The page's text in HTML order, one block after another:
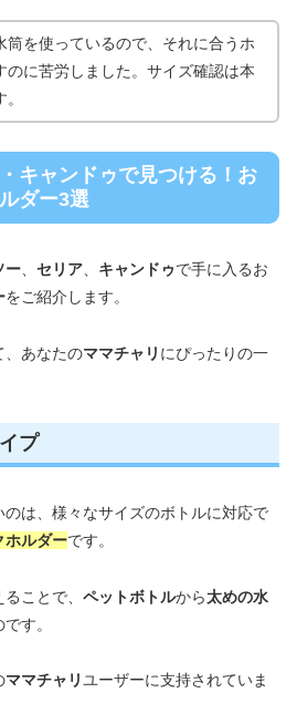
筒を使っているので、それに合うホ
のに苦労しました。サイズ確認は本
キャンドゥで見つける！お
ダー3選
ー、 セリア、 キャンドゥで手に入るお
をご紹介します。
、あなたのママチャリ にぴったりの一
プ
のは、様々なサイズのボトルに対応で
ホルダーです。
ことで、 ペットボトルから太めの水
す。
ママチャリ ユーザーに支持されていま